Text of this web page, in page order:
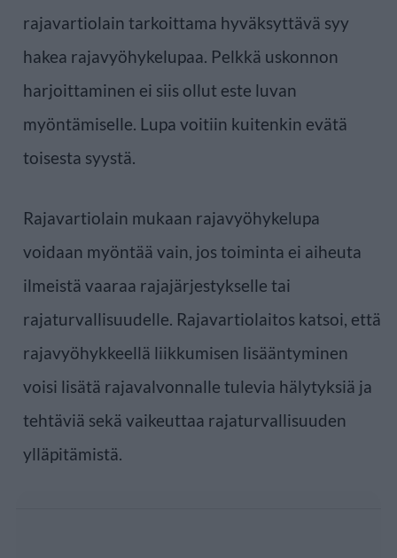
rajavartiolain tarkoittama hyväksyttävä syy
hakea rajavyöhykelupaa. Pelkkä uskonnon
harjoittaminen ei siis ollut este luvan
myöntämiselle. Lupa voitiin kuitenkin evätä
toisesta syystä.
Rajavartiolain mukaan rajavyöhykelupa
voidaan myöntää vain, jos toiminta ei aiheuta
ilmeistä vaaraa rajajärjestykselle tai
rajaturvallisuudelle. Rajavartiolaitos katsoi, että
rajavyöhykkeellä liikkumisen lisääntyminen
voisi lisätä rajavalvonnalle tulevia hälytyksiä ja
tehtäviä sekä vaikeuttaa rajaturvallisuuden
ylläpitämistä.